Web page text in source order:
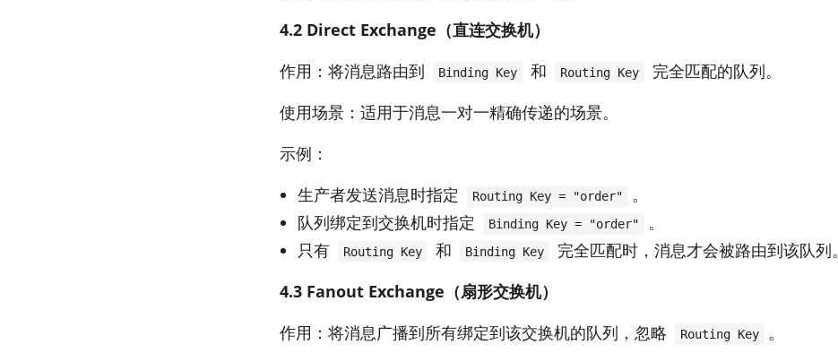
4.2 Direct Exchange（直连交换机）
作用：将消息路由到
Binding Key 和 Routing Key
完全匹配的队列。
使用场景：适用于消息一对一精确传递的场景。
示例：
生产者发送消息时指定
Routing Key = "order"
。
队列绑定到交换机时指定
Binding Key = "order"
。
只有
Routing Key 和 Binding Key
完全匹配时，消息才会被路由到该队列。
4.3 Fanout Exchange（扇形交换机）
作用：将消息广播到所有绑定到该交换机的队列，忽略
Routing Key 。